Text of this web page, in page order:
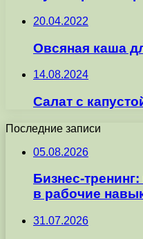
20.04.2022
Овсяная каша
14.08.2024
Салат с
Последние записи
05.08.2026
Бизнес-
в рабочие
31.07.2026